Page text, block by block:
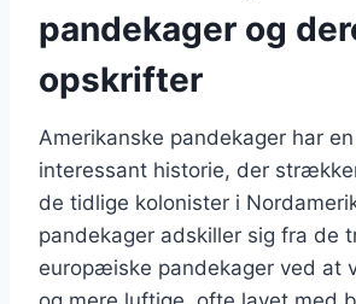
pandekager og
opskrifter
Amerikanske pandekager har
interessant historie, der
de tidlige kolonister i
pandekager adskiller sig fra de
europæiske pandekager ved at